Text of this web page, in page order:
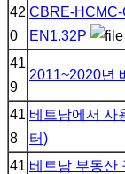
42
0
CBRE-HCMC-
EN1.32P
41
9
2011~2020년
41
8
베트남에서 사
터)
41 베트남 부동산